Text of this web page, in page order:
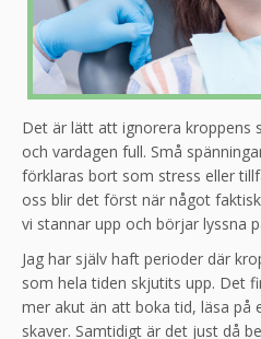
Det är lätt att ignorera kroppens
och vardagen full. Små
förklaras bort som stress eller
oss blir det först när något
vi stannar upp och börjar lyssna
Jag har själv haft perioder där
som hela tiden skjutits upp. Det
mer akut än att boka tid, läsa på
skaver. Samtidigt är det just då